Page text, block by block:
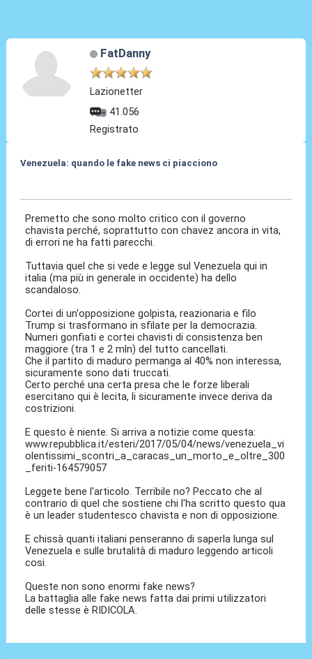
FatDanny
Lazionetter
41.056
Registrato
Venezuela: quando le fake news ci piacciono
Premetto che sono molto critico con il governo
chavista perché, soprattutto con chavez ancora in vita,
di errori ne ha fatti parecchi.
Tuttavia quel che si vede e legge sul Venezuela qui in
italia (ma più in generale in occidente) ha dello
scandaloso.
Cortei di un'opposizione golpista, reazionaria e filo
Trump si trasformano in sfilate per la democrazia.
Numeri gonfiati e cortei chavisti di consistenza ben
maggiore (tra 1 e 2 mln) del tutto cancellati.
Che il partito di maduro permanga al 40% non interessa,
sicuramente sono dati truccati.
Certo perché una certa presa che le forze liberali
esercitano qui è lecita, li sicuramente invece deriva da
costrizioni.
E questo è niente. Si arriva a notizie come questa:
www.repubblica.it/esteri/2017/05/04/news/venezuela_vi
olentissimi_scontri_a_caracas_un_morto_e_oltre_300
_feriti-164579057
Leggete bene l'articolo. Terribile no? Peccato che al
contrario di quel che sostiene chi l'ha scritto questo qua
è un leader studentesco chavista e non di opposizione.
E chissà quanti italiani penseranno di saperla lunga sul
Venezuela e sulle brutalità di maduro leggendo articoli
cosi.
Queste non sono enormi fake news?
La battaglia alle fake news fatta dai primi utilizzatori
delle stesse è RIDICOLA.